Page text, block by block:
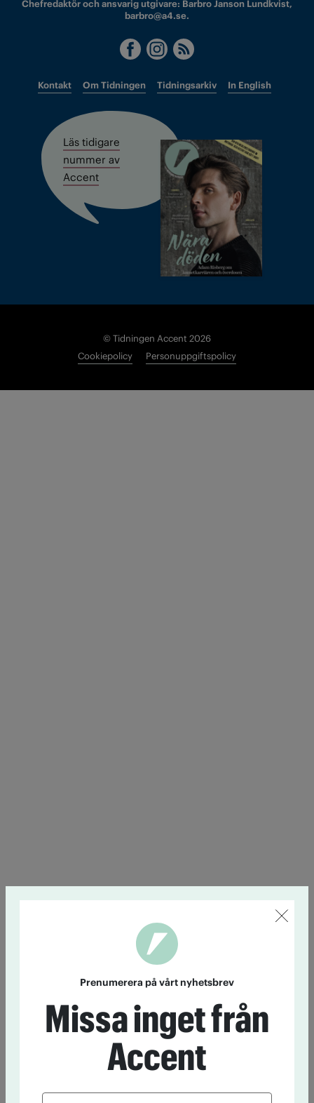
Chefredaktör och ansvarig utgivare: Barbro Janson Lundkvist,
barbro@a4.se.
Kontakt Om Tidningen Tidningsarkiv In English
Läs tidigare
nummer av
Accent
© Tidningen Accent 2026
Cookiepolicy
Personuppgiftspolicy
Prenumerera på vårt nyhetsbrev
Missa inget från
Accent